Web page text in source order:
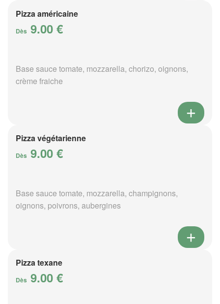
Pizza américaine
Dès 9.00 €
Base sauce tomate, mozzarella, chorizo, oignons,
crème fraiche
Pizza végétarienne
Dès 9.00 €
Base sauce tomate, mozzarella, champignons,
oignons, poivrons, aubergines
Pizza texane
Dès 9.00 €